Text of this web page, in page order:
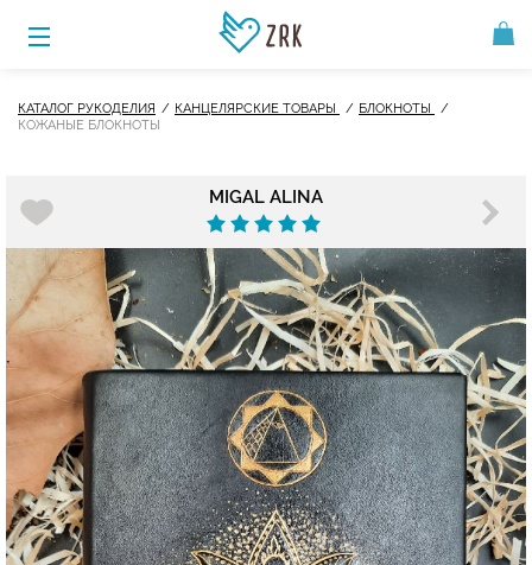
КАТАЛОГ РУКОДЕЛИЯ КАНЦЕЛЯРСКИЕ ТОВАРЫ
БЛОКНОТЫ
КОЖАНЫЕ БЛОКНОТЫ
MIGAL ALINA